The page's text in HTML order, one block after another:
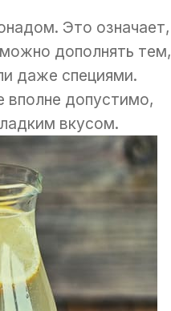
Это означает,
дополнять тем,
даже специями.
вполне допустимо,
вкусом.